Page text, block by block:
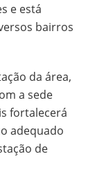
e está
bairros
da área,
a sede
fortalecerá
adequado
de